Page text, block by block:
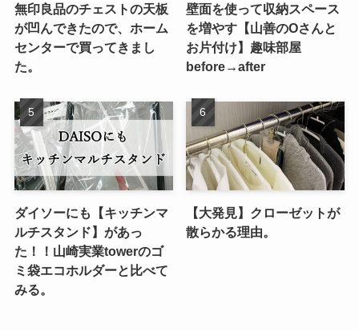
無印良品のチェストの天板
が凹んできたので、ホーム
センターで買ってきまし
た。
壁面を使って収納スペース
を増やす【山善のOさんと
お片付け】趣味部屋
before→after
ダイソーにも【キッチンマ
ルチスタンド】があっ
た！！山崎実業towerのゴ
ミ袋エコホルダーと比べて
みる。
【大発見】クローゼットが
散らかる理由。